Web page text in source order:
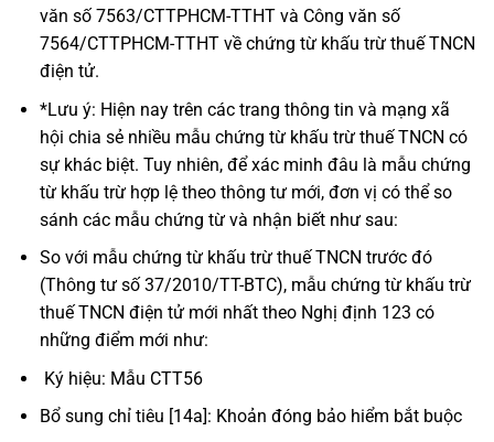
văn số 7563/CTTPHCM-TTHT và Công văn số
7564/CTTPHCM-TTHT về chứng từ khấu trừ thuế TNCN
điện tử.
*Lưu ý: Hiện nay trên các trang thông tin và mạng xã
hội chia sẻ nhiều mẫu chứng từ khấu trừ thuế TNCN có
sự khác biệt. Tuy nhiên, để xác minh đâu là mẫu chứng
từ khấu trừ hợp lệ theo thông tư mới, đơn vị có thể so
sánh các mẫu chứng từ và nhận biết như sau:
So với mẫu chứng từ khấu trừ thuế TNCN trước đó
(Thông tư số 37/2010/TT-BTC), mẫu chứng từ khấu trừ
thuế TNCN điện tử mới nhất theo Nghị định 123 có
những điểm mới như:
Ký hiệu: Mẫu CTT56
Bổ sung chỉ tiêu [14a]: Khoản đóng bảo hiểm bắt buộc